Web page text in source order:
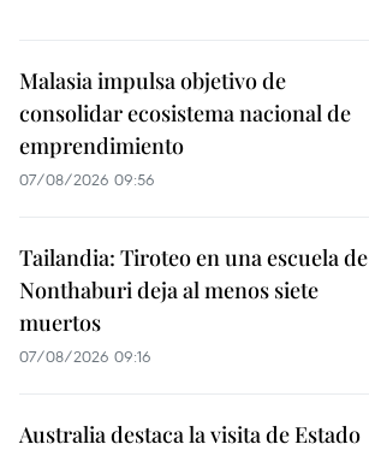
Malasia impulsa objetivo de
consolidar ecosistema nacional de
emprendimiento
07/08/2026 09:56
Tailandia: Tiroteo en una escuela de
Nonthaburi deja al menos siete
muertos
07/08/2026 09:16
Australia destaca la visita de Estado